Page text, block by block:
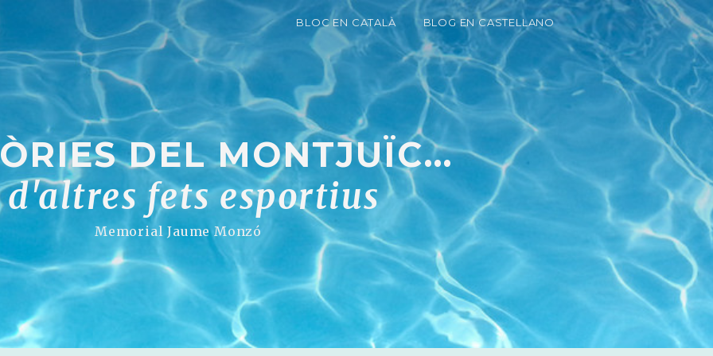
BLOC EN CATALÀ BLOG EN CASTELLANO
DEL MONTJUÏC...
fets esportius
Memorial Jaume Monzó